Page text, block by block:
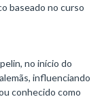
baseado no curso
no início do
influenciando
conhecido como